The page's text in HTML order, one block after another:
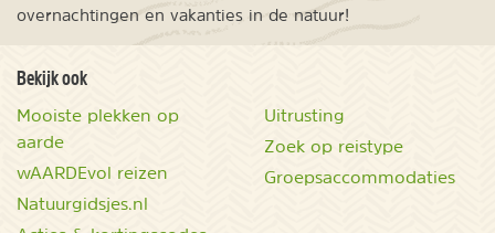
overnachtingen en vakanties in de natuur!
Bekijk ook
Mooiste plekken op
aarde
wAARDEvol reizen
Natuurgidsjes.nl
Uitrusting
Zoek op reistype
Groepsaccommodaties